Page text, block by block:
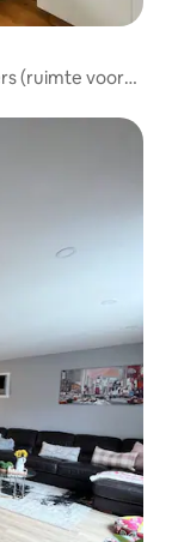
(ruimte voor